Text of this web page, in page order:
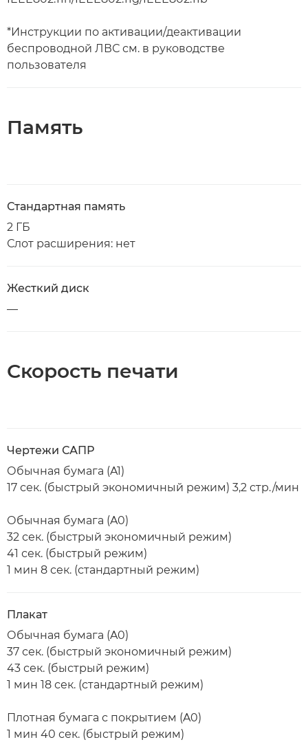
*Инструкции по активации/деактивации
беспроводной ЛВС см. в руководстве
пользователя
Память
Стандартная память
2 ГБ
Слот расширения: нет
Жесткий диск
—
Скорость печати
Чертежи САПР
Обычная бумага (A1)
17 сек. (быстрый экономичный режим) 3,2 стр./мин
Обычная бумага (A0)
32 сек. (быстрый экономичный режим)
41 сек. (быстрый режим)
1 мин 8 сек. (стандартный режим)
Плакат
Обычная бумага (A0)
37 сек. (быстрый экономичный режим)
43 сек. (быстрый режим)
1 мин 18 сек. (стандартный режим)
Плотная бумага с покрытием (A0)
1 мин 40 сек. (быстрый режим)